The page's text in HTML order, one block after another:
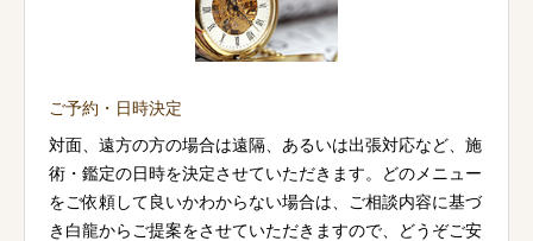
ご予約・日時決定
対面、遠方の方の場合は遠隔、あるいは出張対応など、施
術・鑑定の日時を決定させていただきます。どのメニュー
をご依頼して良いかわからない場合は、ご相談内容に基づ
き白龍からご提案をさせていただきますので、どうぞご安